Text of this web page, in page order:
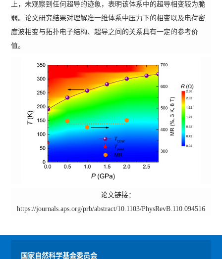
上，未观察到任何超导的迹象，表明该体系中的超导相变较为脆
弱。论文研究结果对理解准一维体系中压力下的相变以及电荷密
度波相变与拓扑电子结构、超导之间的关系具有一定的参考价
值。
论文链接：
https://journals.aps.org/prb/abstract/10.1103/PhysRevB.110.094516
国家自然科学基金委员会